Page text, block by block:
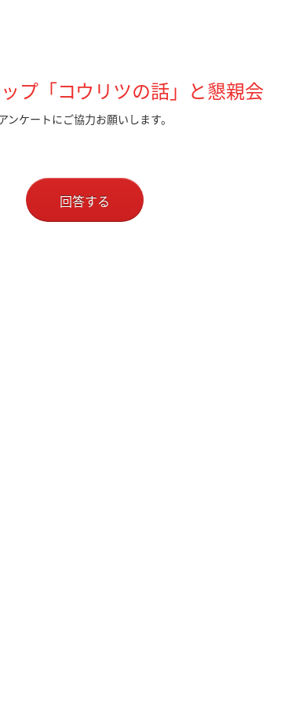
プ「コウリツの話」と懇親会
ンケートにご協力お願いします。
回答する